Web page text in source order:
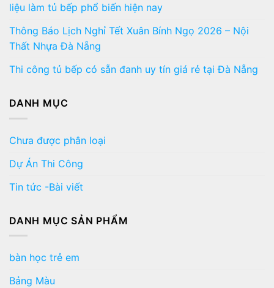
liệu làm tủ bếp phổ biến hiện nay
Thông Báo Lịch Nghỉ Tết Xuân Bính Ngọ 2026 – Nội
Thất Nhựa Đà Nẵng
Thi công tủ bếp có sẵn đanh uy tín giá rẻ tại Đà Nẵng
DANH MỤC
Chưa được phân loại
Dự Án Thi Công
Tin tức -Bài viết
DANH MỤC SẢN PHẨM
bàn học trẻ em
Bảng Màu